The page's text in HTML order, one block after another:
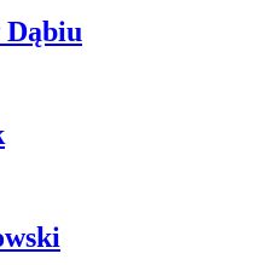
Dąbiu